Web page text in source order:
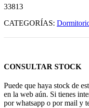
33813
CATEGORÍAS:
CONSULTAR STOCK
Puede que haya stock de
en la web aún. Si tienes
por whatsapp o por mail y